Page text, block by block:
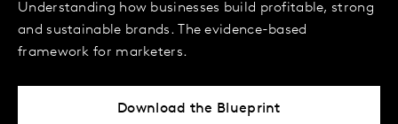
Understanding how businesses build profitable, strong
and sustainable brands. The evidence-based
framework for marketers.
Download the Blueprint